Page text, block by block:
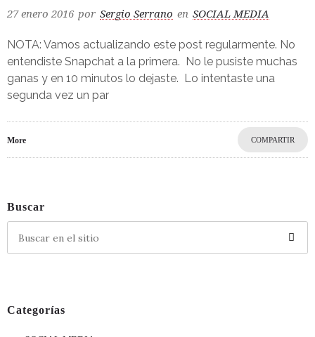
27 enero 2016 por Sergio Serrano en SOCIAL MEDIA
NOTA: Vamos actualizando este post regularmente. No
entendiste Snapchat a la primera. No le pusiste muchas
ganas y en 10 minutos lo dejaste. Lo intentaste una
segunda vez un par
More COMPARTIR
Buscar
Categorías